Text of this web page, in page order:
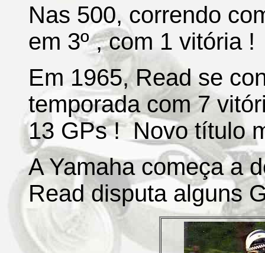
Nas 500, correndo
em 3º , com 1 vitória !
Em 1965, Read se
temporada com 7
13 GPs ! Novo título
A Yamaha começa a
Read disputa alguns